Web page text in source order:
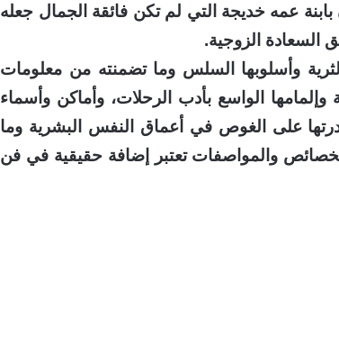
عمه خديجة التي لم تكن فائقة الجمال جعله
السعادة الزوجية.
وأسلوبها السلس وما تضمنته من معلومات
الواسع بأدب الرحلات، وأماكن وأسماء
على الغوص في أعماق النفس البشرية وما
والمواصفات تعتبر إضافة حقيقية في فن